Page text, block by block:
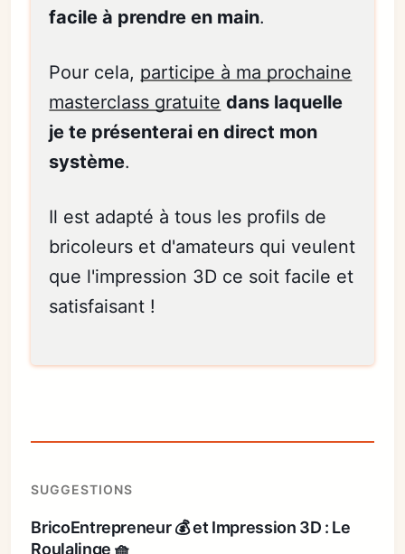
facile à prendre en main.
Pour cela, participe à ma prochaine
masterclass gratuite dans laquelle
je te présenterai en direct mon
système.
Il est adapté à tous les profils de
bricoleurs et d'amateurs qui veulent
que l'impression 3D ce soit facile et
satisfaisant !
SUGGESTIONS
BricoEntrepreneur 💰 et Impression 3D : Le
Roulalinge 🧺